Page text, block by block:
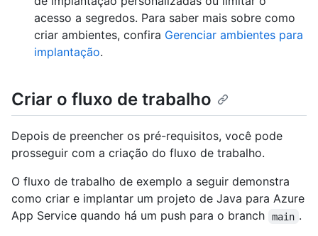
acesso a segredos. Para saber mais sobre como
criar ambientes, confira Gerenciar ambientes para
implantação.
Criar o fluxo de trabalho
Depois de preencher os pré-requisitos, você pode
prosseguir com a criação do fluxo de trabalho.
O fluxo de trabalho de exemplo a seguir demonstra
como criar e implantar um projeto de Java para Azure
App Service quando há um push para o branch
main .